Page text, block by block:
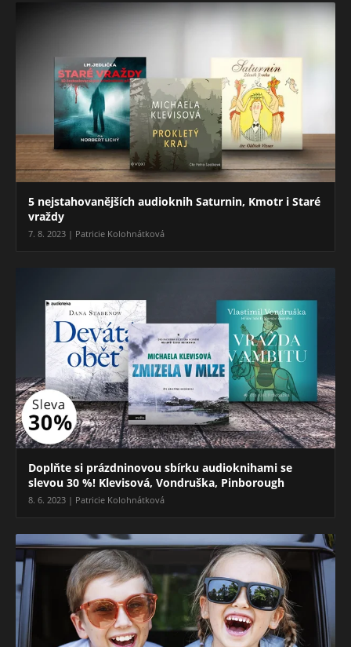
5 nejstahovanějších audioknih Saturnin, Kmotr i Staré
vraždy
7. 8. 2023 | Patricie Kolohnátková
Doplňte si prázdninovou sbírku audioknihami se
slevou 30 %! Klevisová, Vondruška, Pinborough
8. 6. 2023 | Patricie Kolohnátková